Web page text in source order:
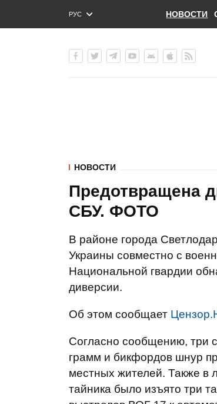
РУС
ENG
НОВОСТИ
НОВОСТИ
Предотвращена
СБУ. ФОТО
В районе города
Украины совместно с
Национальной гвардии
диверсии.
Об этом сообщает
Согласно сообщению, три
грамм и бикфордов шнур
местных жителей. Также в
тайника было изъято три